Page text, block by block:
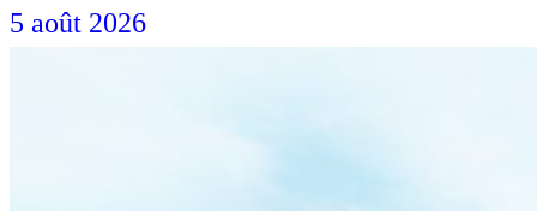
5 août 2026